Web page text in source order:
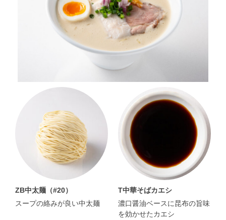
ZB中太麺（#20）
スープの絡みが良い中太麺
T中華そばカエシ
濃口醤油ベースに昆布の旨味
を効かせたカエシ